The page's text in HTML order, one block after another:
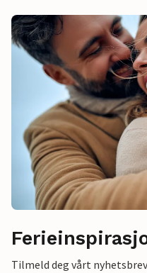
Tilmeld deg vårt